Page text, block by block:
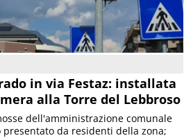
in via Festaz: installata
alla Torre del Lebbroso
dell'amministrazione comunale
presentato da residenti della zona;